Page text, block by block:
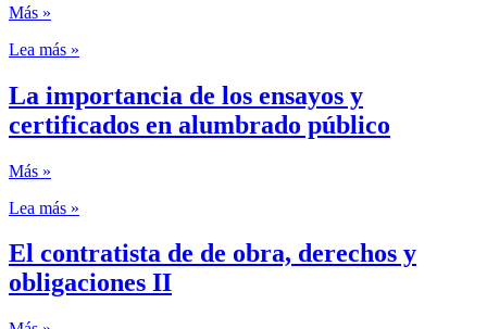
Más »
Lea más »
La importancia de los ensayos y
certificados en alumbrado público
Más »
Lea más »
El contratista de de obra, derechos y
obligaciones II